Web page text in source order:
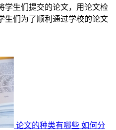
学生们提交的论文，用论文检
生们为了顺利通过学校的论文
论文的种类有哪些 如何分